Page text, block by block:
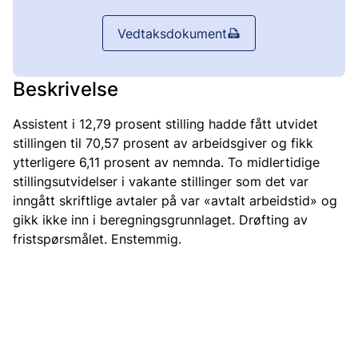
Vedtaksdokument
Beskrivelse
Assistent i 12,79 prosent stilling hadde fått utvidet
stillingen til 70,57 prosent av arbeidsgiver og fikk
ytterligere 6,11 prosent av nemnda. To midlertidige
stillingsutvidelser i vakante stillinger som det var
inngått skriftlige avtaler på var «avtalt arbeidstid» og
gikk ikke inn i beregningsgrunnlaget. Drøfting av
fristspørsmålet. Enstemmig.